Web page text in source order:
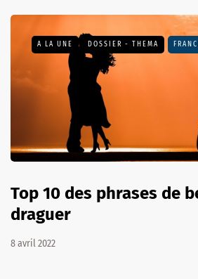
A LA UNE DOSSIER - THEMA
Top 10 des phrases de
draguer
8 avril 2022